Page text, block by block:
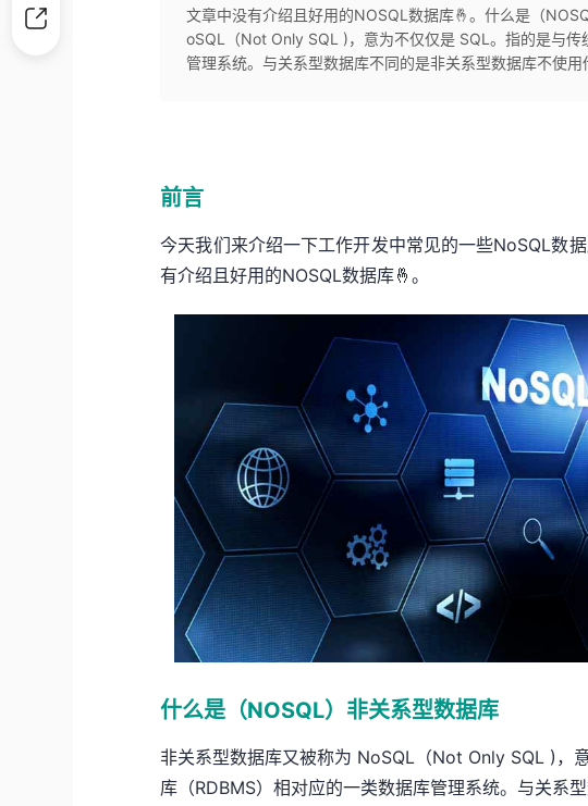
文章中没有介绍且好用的NOSQL数据库🤞。什么是（
oSQL（Not Only SQL )，意为不仅仅是 SQL。指的是与
管理系统。与关系型数据库不同的是非关系型数据库不使
前言
今天我们来介绍一下工作开发中常见的一些NoSQL数
有介绍且好用的NOSQL数据库🤞。
什么是（NOSQL）非关系型数据库
非关系型数据库又被称为 NoSQL（Not Only SQL )，
库（RDBMS）相对应的一类数据库管理系统。与关系